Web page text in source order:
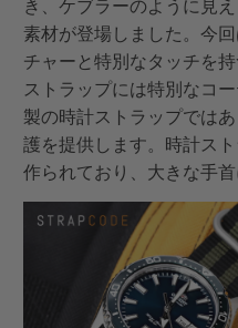
き、ケブラーのように見
素材が登場しました。今
チャーと特別なタッチを
ストラップには特別なコ
製の時計ストラップでは
護を提供します。時計ス
作られており、大きな手首